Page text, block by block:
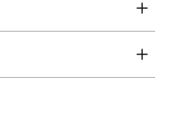
i nawilżania